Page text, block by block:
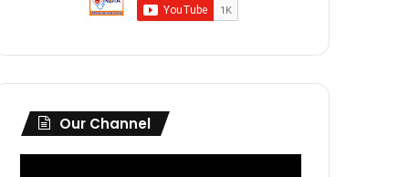
Our Channel